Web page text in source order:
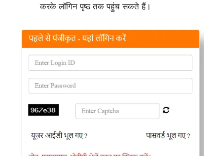
करके लॉगिन पृष्ठ तक पहुंच सकते हैं।